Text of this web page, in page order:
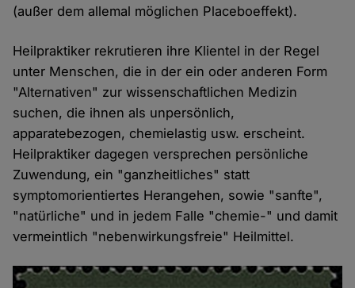
(außer dem allemal möglichen Placeboeffekt).
Heilpraktiker rekrutieren ihre Klientel in der Regel
unter Menschen, die in der ein oder anderen Form
"Alternativen" zur wissenschaftlichen Medizin
suchen, die ihnen als unpersönlich,
apparatebezogen, chemielastig usw. erscheint.
Heilpraktiker dagegen versprechen persönliche
Zuwendung, ein "ganzheitliches" statt
symptomorientiertes Herangehen, sowie "sanfte",
"natürliche" und in jedem Falle "chemie-" und damit
vermeintlich "nebenwirkungsfreie" Heilmittel.